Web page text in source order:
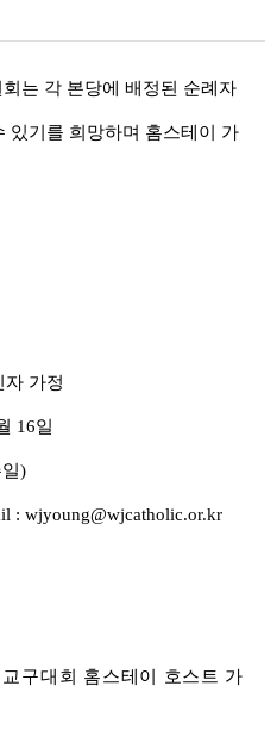
는 각 본당에 배정된 순례자
있기를 희망하며 홈스테이 가
자 가정
16일
)
: wjyoung@wjcatholic.or.kr
구대회 홈스테이 호스트 가